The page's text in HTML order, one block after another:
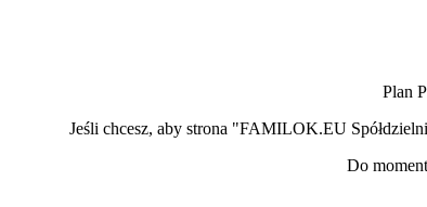
Plan
Jeśli chcesz, aby strona "FAMILOK.EU
Do